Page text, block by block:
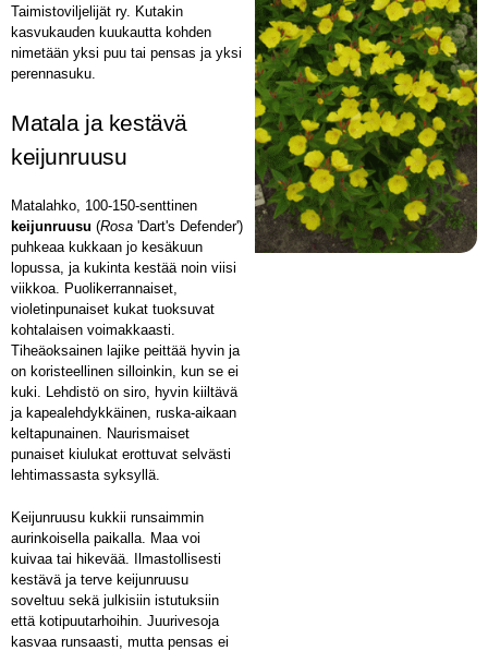
Taimistoviljelijät ry. Kutakin
kasvukauden kuukautta kohden
nimetään yksi puu tai pensas ja yksi
perennasuku.
Matala ja kestävä
keijunruusu
Matalahko, 100­-150-senttinen
keijunruusu (Rosa 'Dart's Defender')
puhkeaa kukkaan jo kesäkuun
lopussa, ja kukinta kestää noin viisi
viikkoa. Puolikerrannaiset,
violetinpunaiset kukat tuoksuvat
kohtalaisen voimakkaasti.
Tiheäoksainen lajike peittää hyvin ja
on koristeellinen silloinkin, kun se ei
kuki. Lehdistö on siro, hyvin kiiltävä
ja kapealehdykkäinen, ruska-aikaan
keltapunainen. Naurismaiset
punaiset kiulukat erottuvat selvästi
lehtimassasta syksyllä.
Keijunruusu kukkii runsaimmin
aurinkoisella paikalla. Maa voi
kuivaa tai hikevää. Ilmastollisesti
kestävä ja terve keijunruusu
soveltuu sekä julkisiin istutuksiin
että kotipuutarhoihin. Juurivesoja
kasvaa runsaasti, mutta pensas ei